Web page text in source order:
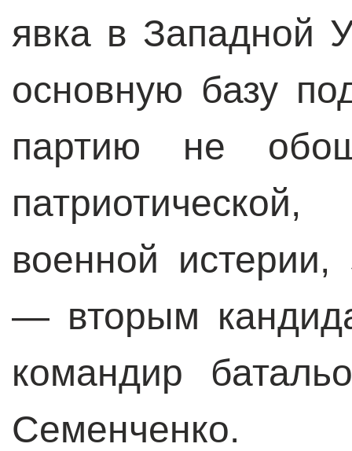
явка в Западной
основную базу
партию не
военной истерии,
— вторым
командир
Семенченко.